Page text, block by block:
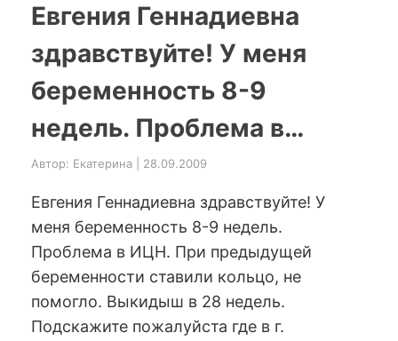
Евгения Геннадиевна
здравствуйте! У меня
беременность 8-9
недель. Проблема в…
Автор: Екатерина | 28.09.2009
Евгения Геннадиевна здравствуйте! У
меня беременность 8-9 недель.
Проблема в ИЦН. При предыдущей
беременности ставили кольцо, не
помогло. Выкидыш в 28 недель.
Подскажите пожалуйста где в г.